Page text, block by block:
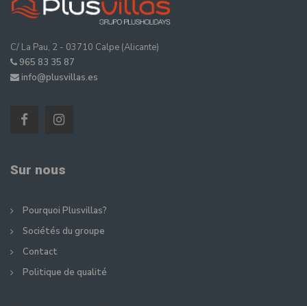
C/ La Pau, 2 - 03710 Calpe (Alicante)
965 83 35 87
info@plusvillas.es
Sur nous
Pourquoi Plusvillas?
Sociétés du groupe
Contact
Politique de qualité